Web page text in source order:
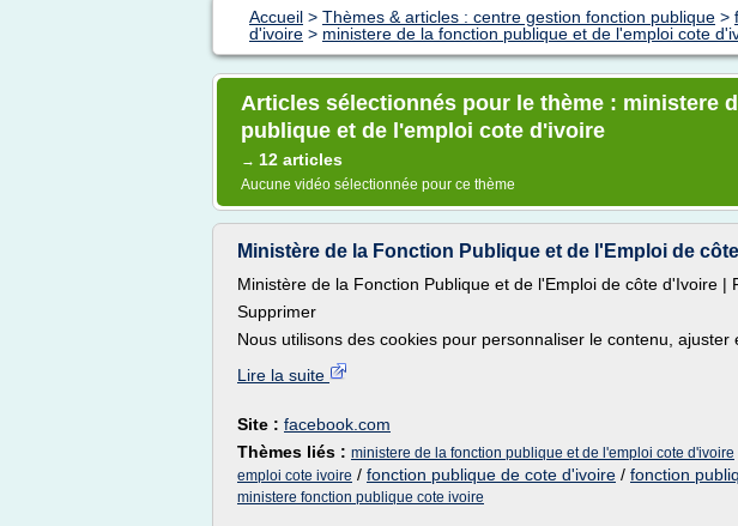
Accueil > Thèmes & articles : centre gestion fonction publique >
d'ivoire > ministere de la fonction publique et de l'emploi cote
Articles sélectionnés pour le thème : ministere
publique et de l'emploi cote d'ivoire
→ 12 articles
Aucune vidéo sélectionnée pour ce thème
Ministère de la Fonction Publique et de l'Emploi de
Ministère de la Fonction Publique et de l'Emploi de côte d'Ivoire |
Supprimer
Nous utilisons des cookies pour personnaliser le contenu, ajuster
Lire la suite
Site : facebook.com
Thèmes liés : ministere de la fonction publique et de l'emploi cote d'ivoire
emploi cote ivoire / fonction publique de cote d'ivoire / fonction
ministere fonction publique cote ivoire